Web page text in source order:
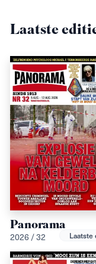
Laatste
Panorama
2026 / 32 Laatste